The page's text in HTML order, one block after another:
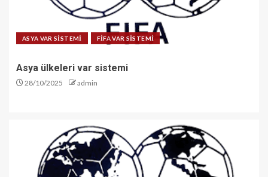
ASYA VAR SİSTEMİ FİFA VAR SİSTEMİ
Asya ülkeleri var sistemi
28/10/2025 admin